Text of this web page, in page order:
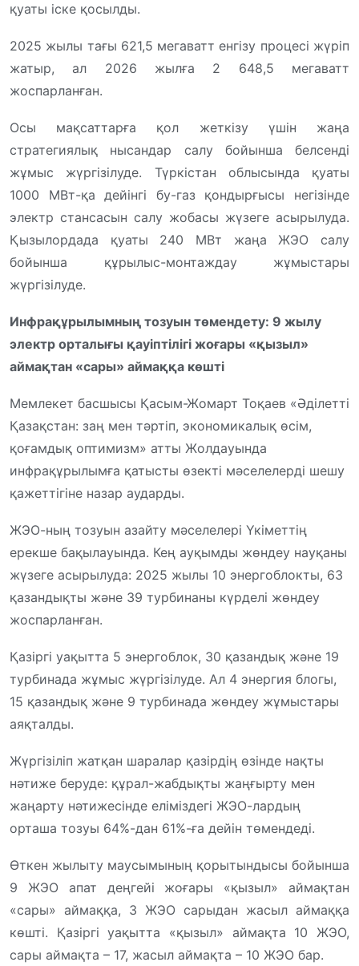
қуаты іске қосылды.
2025 жылы тағы 621,5 мегаватт енгізу процесі жүріп
жатыр, ал 2026 жылға 2 648,5 мегаватт
жоспарланған.
Осы мақсаттарға қол жеткізу үшін жаңа
стратегиялық нысандар салу бойынша белсенді
жұмыс жүргізілуде. Түркістан облысында қуаты
1000 МВт-қа дейінгі бу-газ қондырғысы негізінде
электр стансасын салу жобасы жүзеге асырылуда.
Қызылордада қуаты 240 МВт жаңа ЖЭО салу
бойынша құрылыс-монтаждау жұмыстары
жүргізілуде.
Инфрақұрылымның тозуын төмендету: 9 жылу
электр орталығы қауіптілігі жоғары «қызыл»
аймақтан «сары» аймаққа көшті
Мемлекет басшысы Қасым-Жомарт Тоқаев «Әділетті
Қазақстан: заң мен тәртіп, экономикалық өсім,
қоғамдық оптимизм» атты Жолдауында
инфрақұрылымға қатысты өзекті мәселелерді шешу
қажеттігіне назар аударды.
ЖЭО-ның тозуын азайту мәселелері Үкіметтің
ерекше бақылауында. Кең ауқымды жөндеу науқаны
жүзеге асырылуда: 2025 жылы 10 энергоблокты, 63
қазандықты және 39 турбинаны күрделі жөндеу
жоспарланған.
Қазіргі уақытта 5 энергоблок, 30 қазандық және 19
турбинада жұмыс жүргізілуде. Ал 4 энергия блогы,
15 қазандық және 9 турбинада жөндеу жұмыстары
аяқталды.
Жүргізіліп жатқан шаралар қазірдің өзінде нақты
нәтиже беруде: құрал-жабдықты жаңғырту мен
жаңарту нәтижесінде еліміздегі ЖЭО-лардың
орташа тозуы 64%-дан 61%-ға дейін төмендеді.
Өткен жылыту маусымының қорытындысы бойынша
9 ЖЭО апат деңгейі жоғары «қызыл» аймақтан
«сары» аймаққа, 3 ЖЭО сарыдан жасыл аймаққа
көшті. Қазіргі уақытта «қызыл» аймақта 10 ЖЭО,
сары аймақта – 17, жасыл аймақта – 10 ЖЭО бар.